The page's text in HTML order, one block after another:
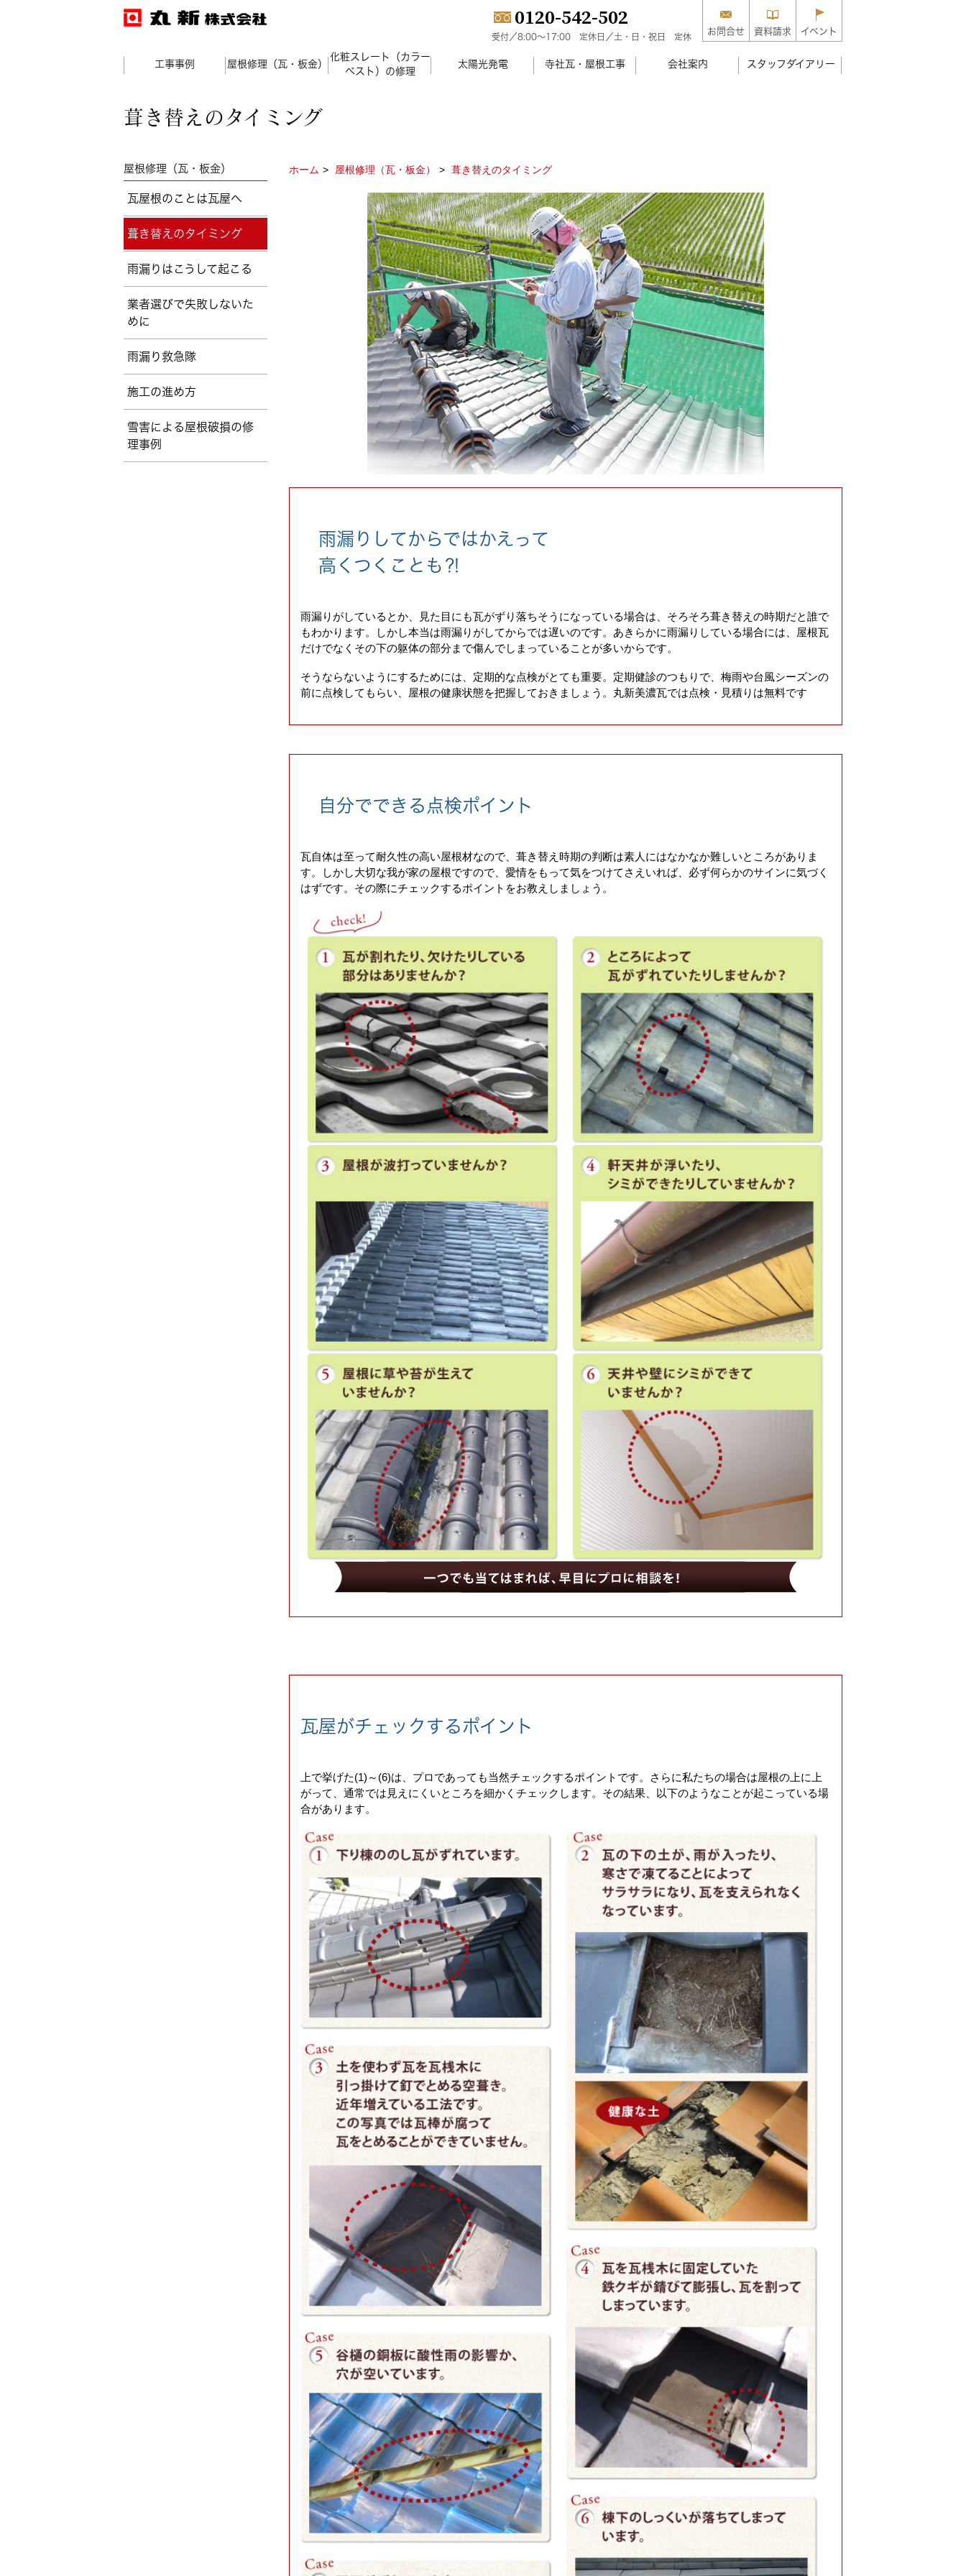
0120-542-502
受付／8:00～17:00 定休日／土・日・祝日 定休
お問合せ 資料請求 イベント
工事事例 屋根修理（瓦・板金）
化粧スレート（カラー
ベスト）の修理
太陽光発電 寺社瓦・屋根工事 会社案内 スタッフダイアリー
葺き替えのタイミング
ホーム 屋根修理（瓦・板金） 葺き替えのタイミング
雨漏りしてからではかえって
高くつくことも⁈
雨漏りがしているとか、見た目にも瓦がずり落ちそうになっている場合は、そろそろ葺き替えの時期だと誰で
もわかります。しかし本当は雨漏りがしてからでは遅いのです。あきらかに雨漏りしている場合には、屋根瓦
だけでなくその下の躯体の部分まで傷んでしまっていることが多いからです。
そうならないようにするためには、定期的な点検がとても重要。定期健診のつもりで、梅雨や台風シーズンの
前に点検してもらい、屋根の健康状態を把握しておきましょう。丸新美濃瓦では点検・見積りは無料です
自分でできる点検ポイント
瓦自体は至って耐久性の高い屋根材なので、葺き替え時期の判断は素人にはなかなか難しいところがありま
す。しかし大切な我が家の屋根ですので、愛情をもって気をつけてさえいれば、必ず何らかのサインに気づく
はずです。その際にチェックするポイントをお教えしましょう。
瓦屋がチェックするポイント
上で挙げた(1)～(6)は、プロであっても当然チェックするポイントです。さらに私たちの場合は屋根の上に上
がって、通常では見えにくいところを細かくチェックします。その結果、以下のようなことが起こっている場
合があります。
屋根修理（瓦・板金）
瓦屋根のことは瓦屋へ
葺き替えのタイミング
雨漏りはこうして起こる
業者選びで失敗しないた
めに
雨漏り救急隊
施工の進め方
雪害による屋根破損の修
理事例